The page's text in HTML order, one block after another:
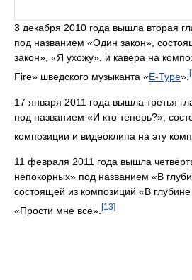
3 декабря 2010 года вышла вторая
под названием «Один закон»,
закон», «Я ухожу», и кавера на
Fire» шведского музыканта «E-Type».
17 января 2011 года вышла третья
под названием «И кто теперь?»,
композиции и видеоклипа на эту
11 февраля 2011 года вышла
непокорных» под названием «В
состоящей из композиций «В
«Прости мне всё». [13]